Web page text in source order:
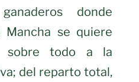
donde
Mancha se quiere
sobre todo a la
del reparto total,